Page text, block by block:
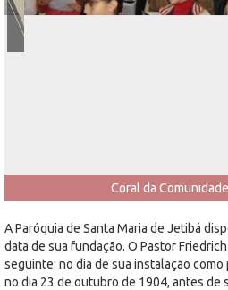
Coral da
A Paróquia de Santa Maria de Jetibá
data de sua fundação. O Pastor
seguinte: no dia de sua instalação como
no dia 23 de outubro de 1904, antes de